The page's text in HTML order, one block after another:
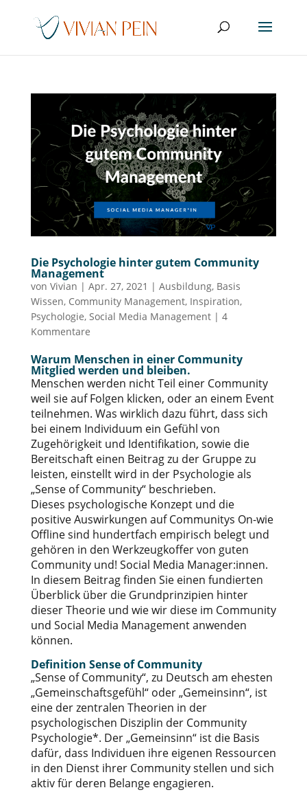
Die Psychologie hinter gutem Community
Management
von Vivian | Apr. 27, 2021 | Ausbildung, Basis
Wissen, Community Management, Inspiration,
Psychologie, Social Media Management| 4
Kommentare
Warum Menschen in einer Community
Mitglied werden und bleiben.
Menschen werden nicht Teil einer Community
weil sie auf Folgen klicken, oder an einem Event
teilnehmen. Was wirklich dazu führt, dass sich
bei einem Individuum ein Gefühl von
Zugehörigkeit und Identifikation, sowie die
Bereitschaft einen Beitrag zu der Gruppe zu
leisten, einstellt wird in der Psychologie als
„Sense of Community“ beschrieben.
Dieses psychologische Konzept und die
positive Auswirkungen auf Communitys On-wie
Offline sind hundertfach empirisch belegt und
gehören in den Werkzeugkoffer von guten
Community und! Social Media Manager:innen.
In diesem Beitrag finden Sie einen fundierten
Überblick über die Grundprinzipien hinter
dieser Theorie und wie wir diese im Community
und Social Media Management anwenden
können.
Definition Sense of Community
„Sense of Community“, zu Deutsch am ehesten
„Gemeinschaftsgefühl“ oder „Gemeinsinn“, ist
eine der zentralen Theorien in der
psychologischen Disziplin der Community
Psychologie*. Der „Gemeinsinn“ ist die Basis
dafür, dass Individuen ihre eigenen Ressourcen
in den Dienst ihrer Community stellen und sich
aktiv für deren Belange engagieren.